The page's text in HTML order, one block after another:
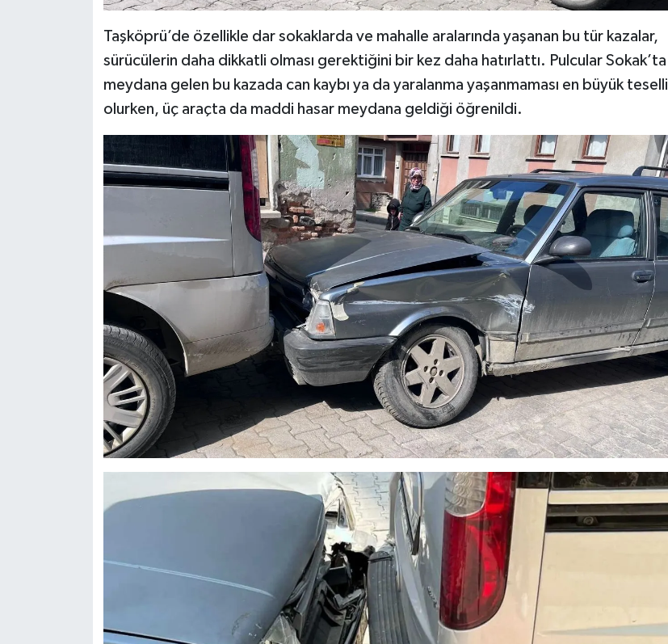
Taşköprü’de özellikle dar sokaklarda ve mahalle aralarında yaşanan bu tür kazalar,
sürücülerin daha dikkatli olması gerektiğini bir kez daha hatırlattı. Pulcular Sokak’ta
meydana gelen bu kazada can kaybı ya da yaralanma yaşanmaması en büyük teselli
olurken, üç araçta da maddi hasar meydana geldiği öğrenildi.